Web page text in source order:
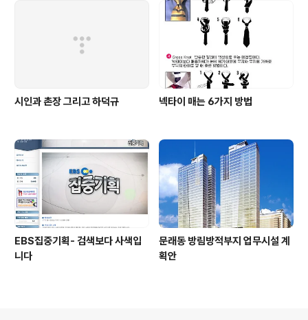
시인과 촌장 그리고 하덕규 넥타이 매는 6가지 방법
EBS집중기획- 검색보다 사색입
니다
문래동 방림방적부지 업무시설 계
획안